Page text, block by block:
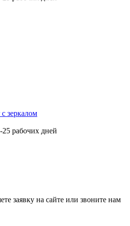
зеркалом
25 рабочих дней
заявку на сайте или звоните нам